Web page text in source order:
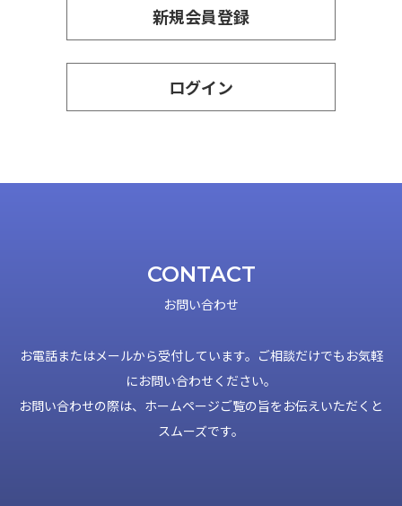
新規会員登録
ログイン
CONTACT
お問い合わせ
お電話またはメールから受付しています。ご相談だけでもお気軽
にお問い合わせください。
お問い合わせの際は、ホームページご覧の旨をお伝えいただくと
スムーズです。